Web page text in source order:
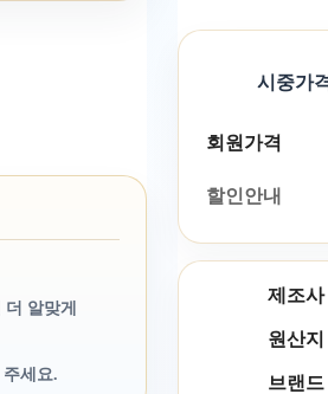
알맞게
세요.
시중가격
회원가격
할인안내
제조사
원산지
브랜드